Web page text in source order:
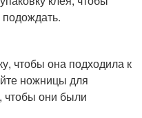
чтобы она подходила к
ножницы для
чтобы они были